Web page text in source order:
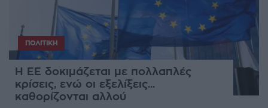
ΠΟΛΙΤΙΚΉ
Η ΕΕ δοκιμάζεται με πολλαπλές
κρίσεις, ενώ οι εξελίξεις...
καθορίζονται αλλού